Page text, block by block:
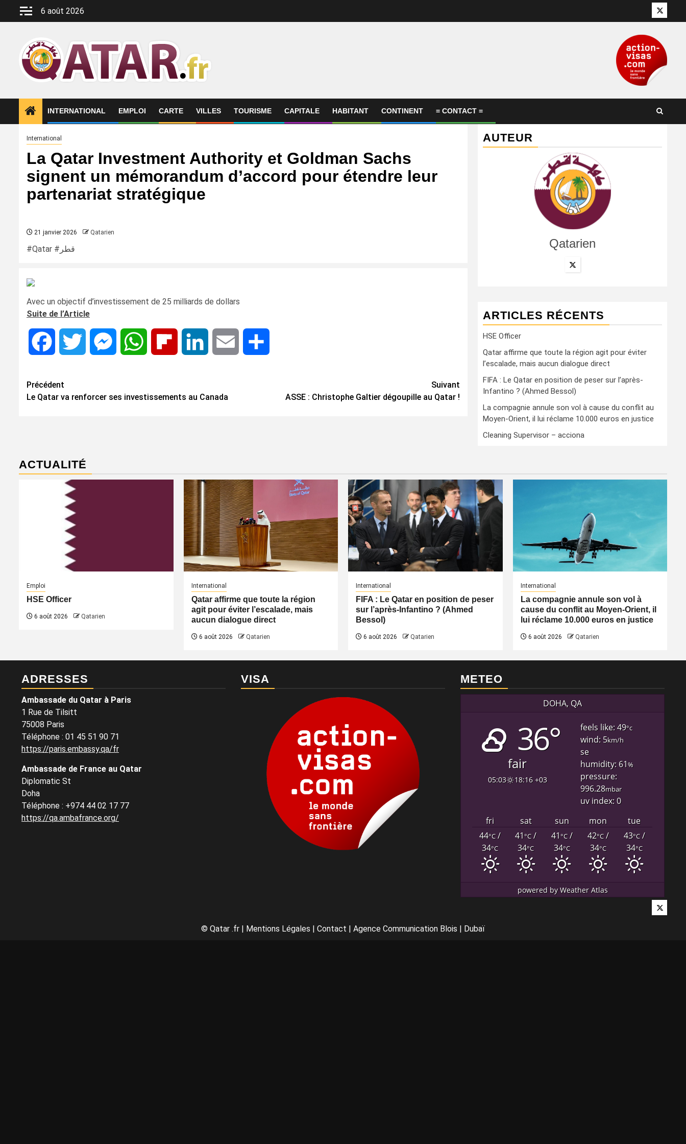
6 août 2026 Twitter
INTERNATIONAL EMPLOI CARTE VILLES TOURISME CAPITALE HABITANT CONTINENT = CONTACT =
International
La Qatar Investment Authority et Goldman Sachs
signent un mémorandum d’accord pour étendre leur
partenariat stratégique
21 janvier 2026 Qatarien
#Qatar #قطر
Avec un objectif d’investissement de 25 milliards de dollars
Suite de l’Article
Facebook Twitter MessengerWhatsApp Flipboard LinkedIn Email
Navigation
d’article
Précédent
Le Qatar va renforcer ses investissements au Canada
Suivant
ASSE : Christophe Galtier dégoupille au Qatar !
AUTEUR
Qatarien
ARTICLES RÉCENTS
HSE Officer
Qatar affirme que toute la région agit pour éviter
l’escalade, mais aucun dialogue direct
FIFA : Le Qatar en position de peser sur l’après-
Infantino ? (Ahmed Bessol)
La compagnie annule son vol à cause du conflit au
Moyen-Orient, il lui réclame 10.000 euros en justice
Cleaning Supervisor – acciona
ACTUALITÉ
Emploi
HSE Officer
6 août 2026 Qatarien
International
Qatar affirme que toute la région
agit pour éviter l’escalade, mais
aucun dialogue direct
6 août 2026 Qatarien
International
FIFA : Le Qatar en position de peser
sur l’après-Infantino ? (Ahmed
Bessol)
6 août 2026 Qatarien
International
La compagnie annule son vol à
cause du conflit au Moyen-Orient, il
lui réclame 10.000 euros en justice
6 août 2026 Qatarien
ADRESSES
Ambassade du Qatar à Paris
1 Rue de Tilsitt
75008 Paris
Téléphone : 01 45 51 90 71
https://paris.embassy.qa/fr
Ambassade de France au Qatar
Diplomatic St
Doha
Téléphone : +974 44 02 17 77
https://qa.ambafrance.org/
VISA METEO
DOHA, QA
36°
fair
05:03 18:16 +03
feels like: 49°c
wind: 5km/h
se
humidity: 61%
pressure:
996.28mbar
uv index: 0
fri
sat sun mon
tue
44°C/
34°C
41°C/
34°C
41°C/
34°C
42°C/
34°C
43°C/
34°C
powered byWeather Atlas
Twitter
© Qatar .fr | Mentions Légales | Contact | Agence Communication Blois | Dubaï